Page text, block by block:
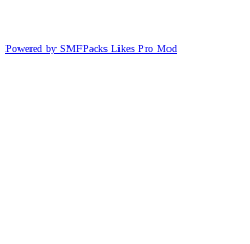
Powered by SMFPacks Likes Pro Mod